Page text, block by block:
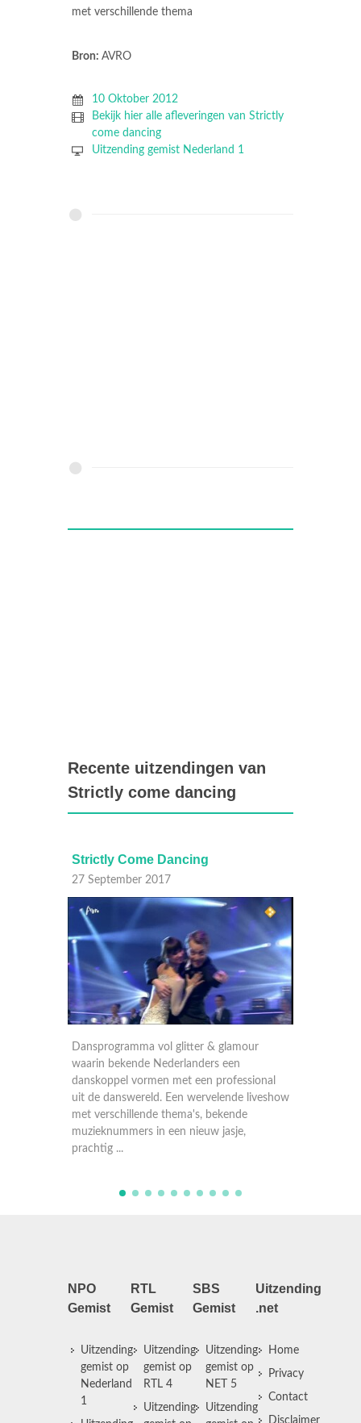
met verschillende thema
Bron: AVRO
10 Oktober 2012
Bekijk hier alle afleveringen van Strictly
come dancing
Uitzending gemist Nederland 1
Recente uitzendingen van
Strictly come dancing
vol glitter & glamour
Nederlanders een
met een professional
Een wervelende liveshow
thema's, bekende
in een nieuw jasje,
Strictly Come Dancing
Dansprogramma vol glitter &
waarin bekende Nederlanders een
danskoppel vormen met een
uit de danswereld. Een wervelende
met verschillende thema
NPO
Gemist
Uitzending
gemist op
Nederland
1
RTL
Gemist
Uitzending
gemist op
RTL 4
Uitzending
SBS
Gemist
Uitzending
gemist op
NET 5
Uitzending
Uitzending
.net
Home
Privacy
Contact
Disclaimer